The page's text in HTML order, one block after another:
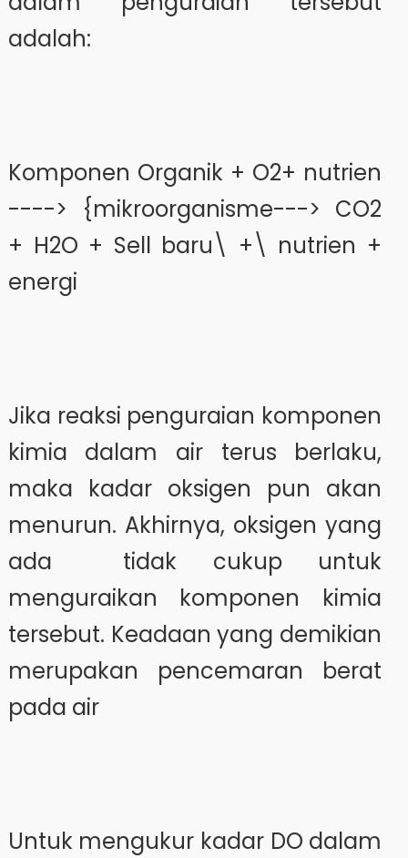
adalah:
Komponen Organik + O2+ nutrien
----> {mikroorganisme---> CO2
+ H2O + Sell baru\ +\ nutrien +
energi
Jika reaksi penguraian komponen
kimia dalam air terus berlaku,
maka kadar oksigen pun akan
menurun. Akhirnya, oksigen yang
ada tidak cukup untuk
menguraikan komponen kimia
tersebut. Keadaan yang demikian
merupakan pencemaran berat
pada air
Untuk mengukur kadar DO dalam